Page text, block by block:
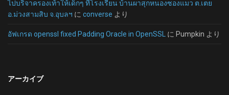
ไปบริจาครองเท้าให้เด็กๆ ที่โรงเรียน บ้านผาสุกหนองซองแมว ต.เตย
อ.ม่วงสามสิบ จ.อุบลฯ に converse より
อัฟเกรด openssl fixed Padding Oracle in OpenSSL に Pumpkin より
アーカイブ